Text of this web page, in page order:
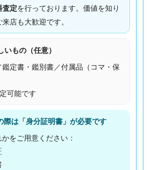
査定を行っております。価値を知り
店も大歓迎です。
いもの（任意）
定書・鑑別書／付属品（コマ・保
可能です
際は「身分証明書」が必要です
をご用意ください：